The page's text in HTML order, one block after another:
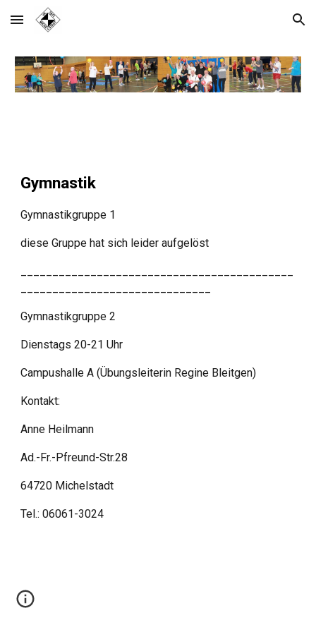
Skip to main content Skip to navigation
Gymnastik
Gymnastikgruppe 1
diese Gruppe hat sich leider aufgelöst
Gymnastikgruppe 2
Dienstags 20-21 Uhr
Campushalle A (Übungsleiterin Regine Bleitgen)
Kontakt:
Anne Heilmann
Ad.-Fr.-Pfreund-Str.28
64720 Michelstadt
Tel.: 06061-3024